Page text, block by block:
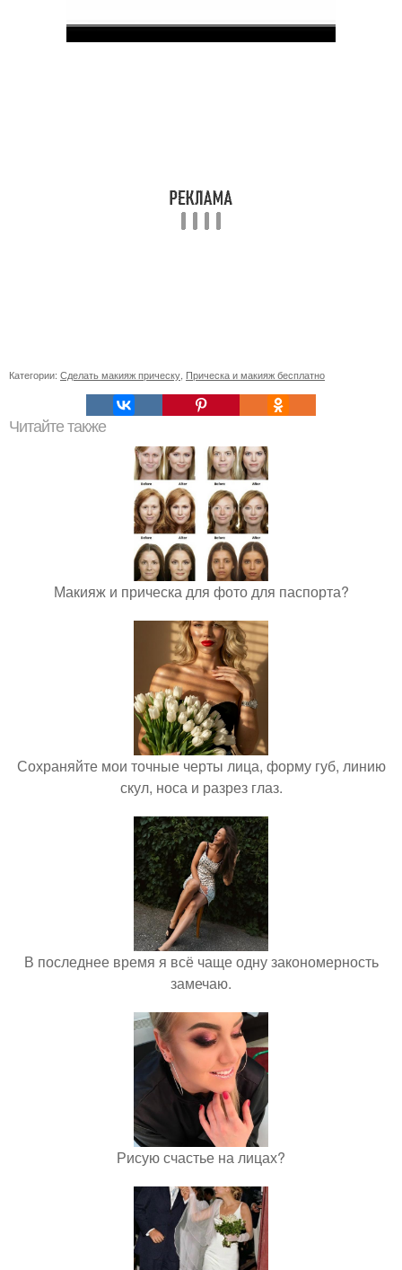
Категории: Сделать макияж прическу Прическа и макияж бесплатно
Читайте также
Макияж и прическа для фото для паспорта?
Сохраняйте мои точные черты лица, форму губ, линию
скул, носа и разрез глаз.
В последнее время я всё чаще одну закономерность
замечаю.
Рисую счастье на лицах?